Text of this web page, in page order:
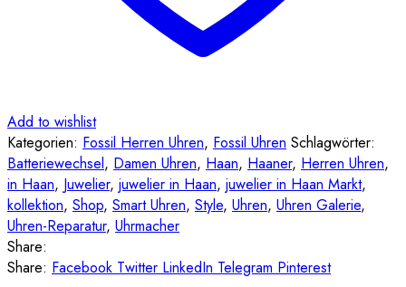
Add to wishlist
Kategorien: Fossil Herren Uhren, Fossil Uhren Schlagwörter:
Batteriewechsel, Damen Uhren, Haan, Haaner, Herren Uhren,
in Haan, Juwelier, juwelier in Haan, juwelier in Haan Markt,
kollektion, Shop, Smart Uhren, Style, Uhren, Uhren Galerie,
Uhren-Reparatur, Uhrmacher
Share:
Share: Facebook Twitter LinkedIn Telegram Pinterest